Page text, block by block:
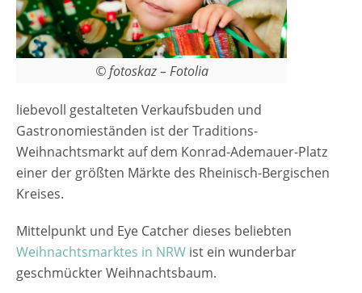
© fotoskaz – Fotolia
liebevoll gestalteten Verkaufsbuden und
Gastronomieständen ist der Traditions-
Weihnachtsmarkt auf dem Konrad-Ademauer-Platz
einer der größten Märkte des Rheinisch-Bergischen
Kreises.
Mittelpunkt und Eye Catcher dieses beliebten
Weihnachtsmarktes in NRW ist ein wunderbar
geschmückter Weihnachtsbaum.